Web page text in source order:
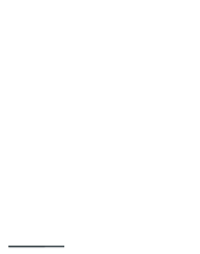
―――――――――――